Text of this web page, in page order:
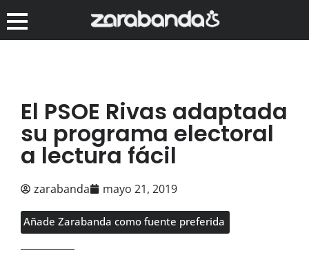
El PSOE Rivas adaptada
su programa electoral
a lectura fácil
zarabanda mayo 21, 2019
Añade Zarabanda como fuente preferida